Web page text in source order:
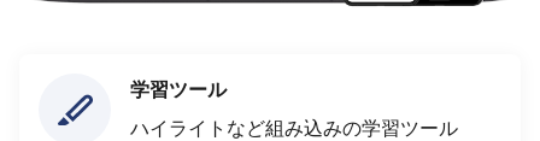
学習ツール
ハイライトなど組み込みの学習ツール